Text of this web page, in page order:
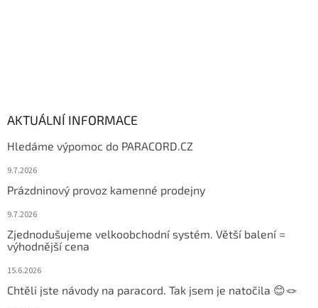
AKTUÁLNÍ INFORMACE
Hledáme výpomoc do PARACORD.CZ
9.7.2026
Prázdninový provoz kamenné prodejny
9.7.2026
Zjednodušujeme velkoobchodní systém. Větší balení =
výhodnější cena
15.6.2026
Chtěli jste návody na paracord. Tak jsem je natočila 😊🪢